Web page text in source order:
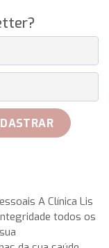
on 25 May from
a azure very with
This IWC
A Clínica Lis
todos os